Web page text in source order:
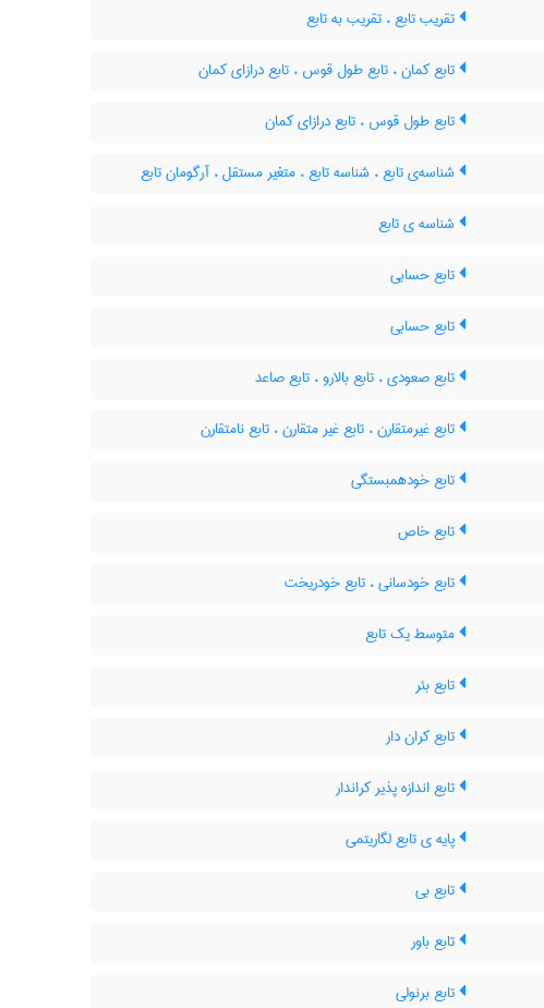
تقریب تابع ، تقریب به تابع
تابع کمان ، تابع طول قوس ، تابع درازای کمان
تابع طول قوس ، تابع درازای کمان
شناسه‌ی تابع ، شناسه تابع ، متغیر مستقل ، آرگومان تابع
شناسه ی تابع
تابع حسابی
تابع حسابی
تابع صعودی ، تابع بالارو ، تابع صاعد
تابع غیرمتقارن ، تابع غیر متقارن ، تابع نامتقارن
تابع خودهمبستگی
تابع خاص
تابع خودسانی ، تابع خودریخت
متوسط یک تابع
تابع بئر
تابع کران دار
تابع اندازه پذیر کراندار
پایه ی تابع لگاریتمی
تابع بی
تابع باور
تابع برنولی